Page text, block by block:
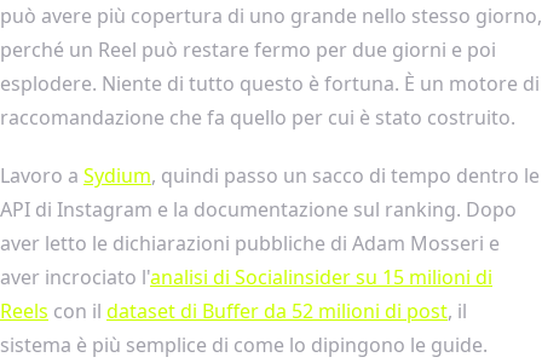
può avere più copertura di uno grande nello stesso giorno,
perché un Reel può restare fermo per due giorni e poi
esplodere. Niente di tutto questo è fortuna. È un motore di
raccomandazione che fa quello per cui è stato costruito.
Lavoro a Sydium, quindi passo un sacco di tempo dentro le
API di Instagram e la documentazione sul ranking. Dopo
aver letto le dichiarazioni pubbliche di Adam Mosseri e
aver incrociato l'analisi di Socialinsider su 15 milioni di
Reels con il dataset di Buffer da 52 milioni di post, il
sistema è più semplice di come lo dipingono le guide.